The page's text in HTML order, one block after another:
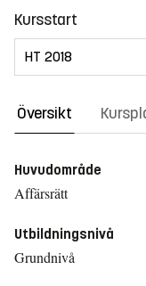
Kursstart
Översikt
Huvudområde
Affärsrätt
Utbildningsnivå
Grundnivå